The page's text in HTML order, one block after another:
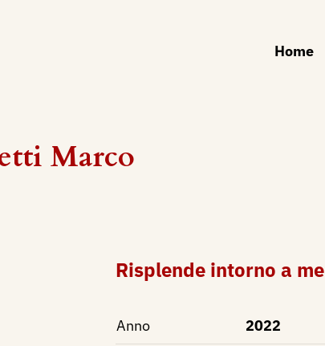
Home
Marco
Risplende intorno a me
Anno
2022